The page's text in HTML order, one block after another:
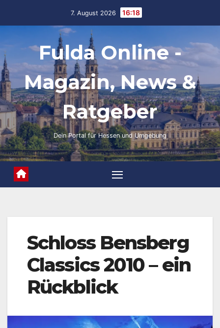
7. August 2026 16:18
Fulda Online -
Magazin, News &
Ratgeber
Dein Portal für Hessen und Umgebung
Schloss Bensberg
Classics 2010 – ein
Rückblick